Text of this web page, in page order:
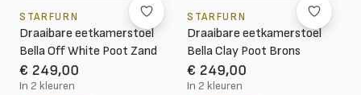
STARFURN
Draaibare eetkamerstoel
Bella Off White Poot Zand
€ 249,00
In 2 kleuren
STARFURN
Draaibare eetkamerstoel
Bella Clay Poot Brons
€ 249,00
In 2 kleuren